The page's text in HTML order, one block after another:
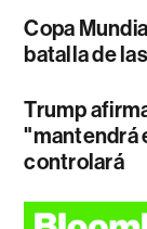
Copa
batalla de
Trump
"mantendrá
controlará